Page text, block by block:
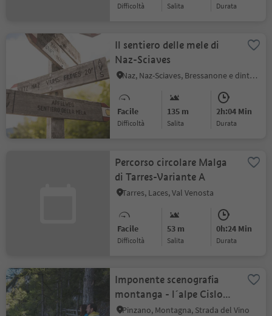
Difficoltà Salita durata
Il sentiero delle mele di
Naz-Sciaves
Naz, Naz-Sciaves, Bressanone e dintorni
Facile
Difficoltà
135 m
Salita
2h:04 Min
durata
Percorso circolare Malga
di Tarres-Variante A
Tarres, Laces, Val Venosta
Facile
Difficoltà
53 m
Salita
0h:24 Min
durata
Imponente scenografia
montanga - l´alpe Cislon
(1.249 m)
Pinzano, Montagna, Strada del Vino